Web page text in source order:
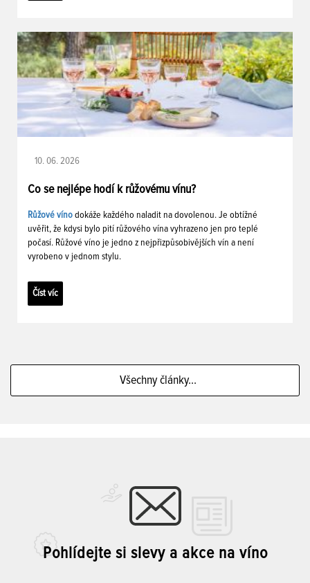
10. 06. 2026
Co se nejlépe hodí k růžovému vínu?
Růžové víno dokáže každého naladit na dovolenou. Je obtížné
uvěřit, že kdysi bylo pití růžového vína vyhrazeno jen pro teplé
počasí. Růžové víno je jedno z nejpřizpůsobivějších vín a není
vyrobeno v jednom stylu.
Číst víc
Všechny články...
Pohlídejte si slevy a akce na víno